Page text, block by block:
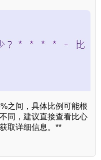
之间，具体比例可能根
同，建议直接查看比心
取详细信息。**